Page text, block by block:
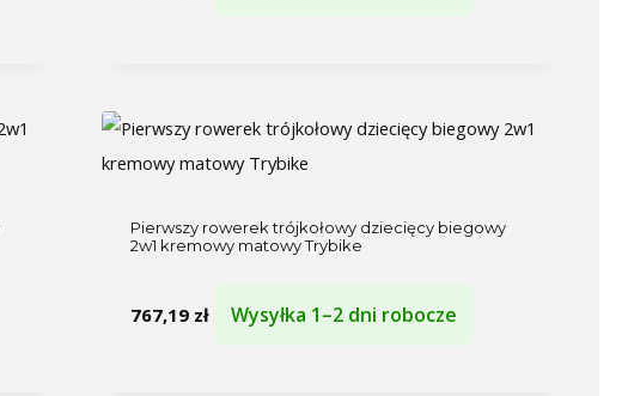
Pierwszy rowerek trójkołowy dziecięcy biegowy
2w1 kremowy matowy Trybike
767,19 zł Wysyłka 1–2 dni robocze